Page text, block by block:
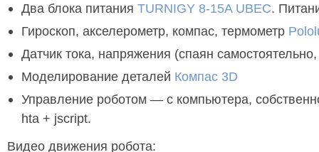
Два блока питания TURNIGY 8-15A UBEC.
Гироскоп, акселерометр, компас, термометр
Датчик тока, напряжения (спаян
Моделирование деталей Компас 3D
Управление роботом — с компьютера,
hta + jsсript.
Видео движения робота: